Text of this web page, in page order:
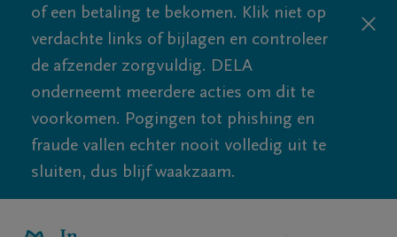
of een betaling te bekomen. Klik niet op
verdachte links of bijlagen en controleer
de afzender zorgvuldig. DELA
onderneemt meerdere acties om dit te
voorkomen. Pogingen tot phishing en
fraude vallen echter nooit volledig uit te
sluiten, dus blijf waakzaam.